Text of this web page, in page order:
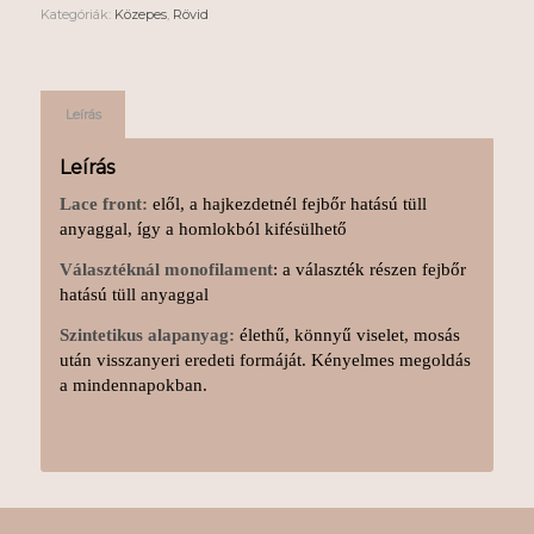
Kategóriák: Közepes, Rövid
Leírás
Leírás
Lace front: elől, a hajkezdetnél fejbőr hatású tüll
anyaggal, így a homlokból kifésülhető
Választéknál monofilament: a választék részen fejbőr
hatású tüll anyaggal
Szintetikus alapanyag: élethű, könnyű viselet, mosás
után visszanyeri eredeti formáját. Kényelmes megoldás
a mindennapokban.